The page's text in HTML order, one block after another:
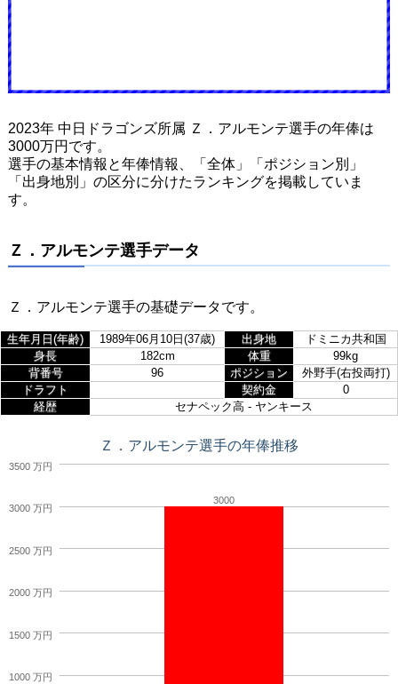
2023年 中日ドラゴンズ所属 Ｚ．アルモンテ選手の年俸は
3000万円です。
選手の基本情報と年俸情報、「全体」「ポジション別」
「出身地別」の区分に分けたランキングを掲載していま
す。
Ｚ．アルモンテ選手データ
Ｚ．アルモンテ選手の基礎データです。
生年月日(年齢) 1989年06月10日(37歳) 出身地
ドミニカ共和国
身長
182cm 体重
99kg
背番号
96 ポジション
外野手(右投両打)
ドラフト
契約金
0
経歴
セナペック高 - ヤンキース
Ｚ．アルモンテ選手の年俸推移
3000
1000 万円
1500 万円
2000 万円
2500 万円
3000 万円
3500 万円